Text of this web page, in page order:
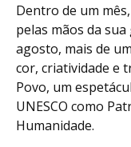
Dentro de um
pelas mãos da
agosto, mais de
cor, criatividade e
Povo, um
UNESCO como
Humanidade.